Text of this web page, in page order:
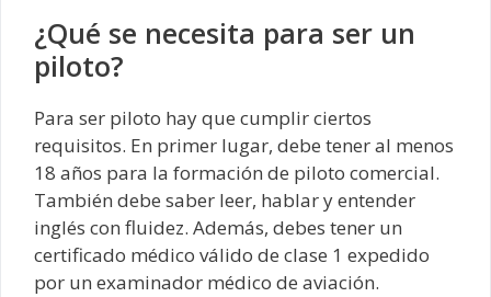
¿Qué se necesita para ser un
piloto?
Para ser piloto hay que cumplir ciertos
requisitos. En primer lugar, debe tener al menos
18 años para la formación de piloto comercial.
También debe saber leer, hablar y entender
inglés con fluidez. Además, debes tener un
certificado médico válido de clase 1 expedido
por un examinador médico de aviación.